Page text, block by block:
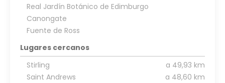
Real Jardín Botánico de Edimburgo
Canongate
Fuente de Ross
Lugares cercanos
Stirling
a 49,93 km
Saint Andrews
a 48,60 km